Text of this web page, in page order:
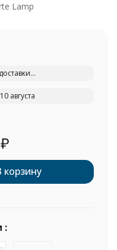
Lamp
августа
₽
корзину
: